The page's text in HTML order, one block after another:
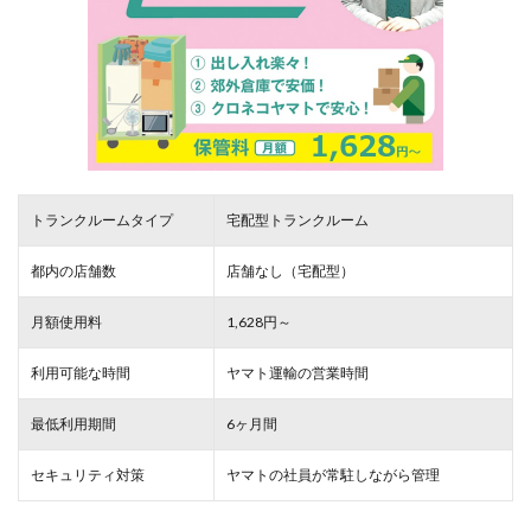
トランクルームタイプ 宅配型トランクルーム
都内の店舗数 店舗なし（宅配型）
月額使用料 1,628円～
利用可能な時間 ヤマト運輸の営業時間
最低利用期間 6ヶ月間
セキュリティ対策 ヤマトの社員が常駐しながら管理